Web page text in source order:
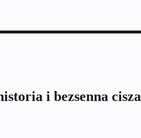
i bezsenna cisza